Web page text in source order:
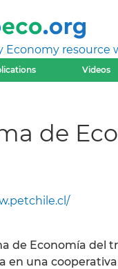
Economy resource
Videos
de
de Economía del
en una